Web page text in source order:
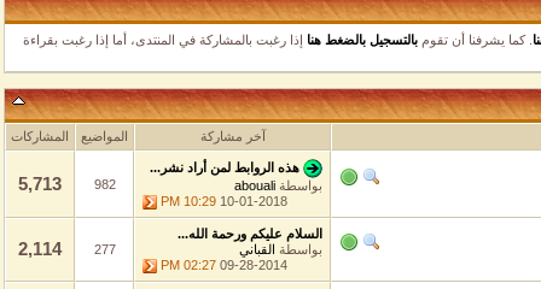
يشرفنا أن تقومبالتسجيل بالضغط هناإذا رغبت بالمشاركة في المنتدى، أما إذا رغبت بقراءة
آخر مشاركة المواضيع المشاركات
هذه الروابط لمن أراد نشر...
بواسطةabouali
10-01-2018
10:29 PM
5,713
السلام عليكم ورحمة الله...
بواسطةالقباني
09-28-2014
02:27 PM
2,114